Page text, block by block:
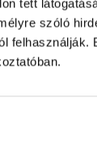
tett
szóló
felhasználják.